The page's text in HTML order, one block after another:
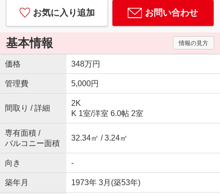
お気に入り追加 お問い合わせ
基本情報 情報の見方
価格 348万円
管理費 5,000円
間取り / 詳細
2K
K 1室/洋室 6.0帖 2室
専有面積 /
バルコニー面積
32.34㎡ / 3.24㎡
向き -
築年月 1973年 3月(築53年)